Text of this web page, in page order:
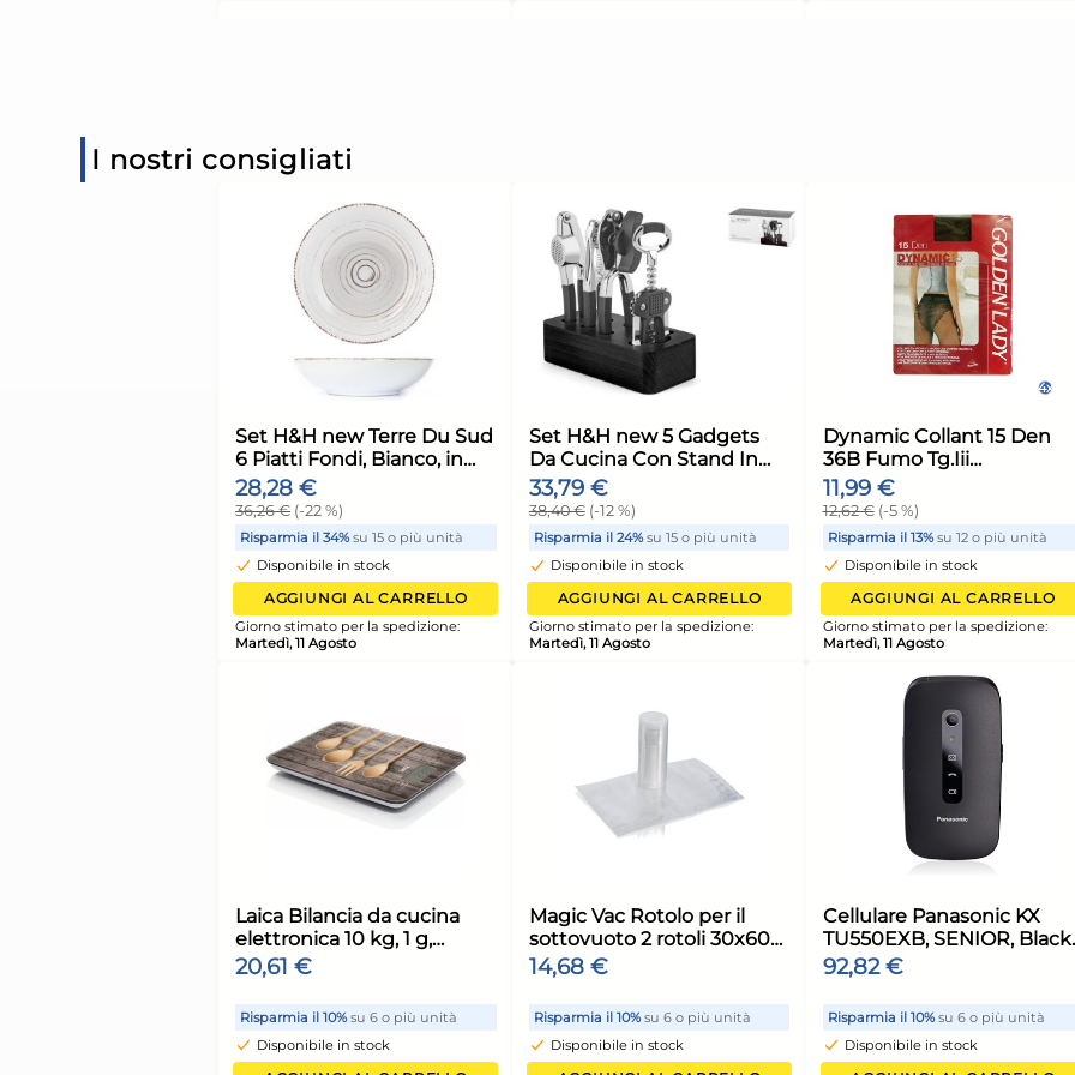
Giorno stimato per la spedizione:
Forma Conica Liscia In
Alluminio concono Cm 30
Argento Home
3,17 €
Risparmia il 13%
su 15 o più unità
AGGIUNGI AL CARRELLO
Giorno stimato per la spedizione:
Martedì, 11 Agosto
Forma Conica Liscia In
Alluminio concono Cm 32
Argento Habi
3,50 €
su 15 o più unità
AGGIUNGI AL CARRELLO
Giorno stimato per la spedizione:
Martedì, 11 Agosto
12x 12x
I nostri consigliati